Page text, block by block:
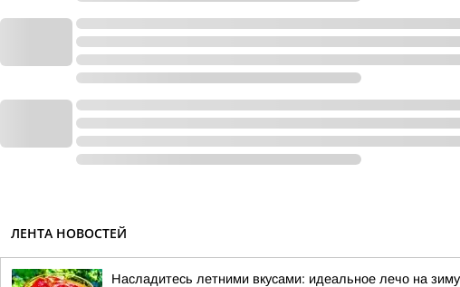
ЛЕНТА НОВОСТЕЙ
Насладитесь летними вкусами: идеальное лечо на